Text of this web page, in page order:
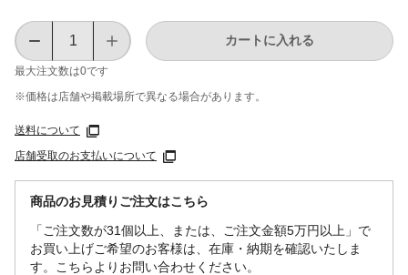
最大注文数は0です
カートに入れる
※価格は​店舗や​掲載場所で​異なる​場合が​あります。
送料について
店舗受取のお支払いについて
商品のお見積りご注文はこちら
「ご注文数が31個以上、または、ご注文金額5万円以上」で
お買い上げご希望のお客様は、在庫・納期を確認いたしま
す。こちらよりお問い合わせください。